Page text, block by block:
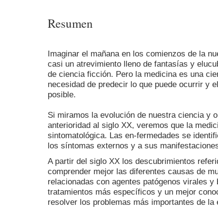
Resumen
Imaginar el mañana en los comienzos de la
casi un atrevimiento lleno de fantasías y
de ciencia ficción. Pero la medicina es una
necesidad de predecir lo que puede ocurrir y
posible.
Si miramos la evolución de nuestra ciencia y
anterioridad al siglo XX, veremos que la
sintomatológica. Las en-fermedades se
los síntomas externos y a sus
A partir del siglo XX los descubrimientos
comprender mejor las diferentes causas de
relacionadas con agentes patógenos virales
tratamientos más específicos y un mejor
resolver los problemas más importantes de la